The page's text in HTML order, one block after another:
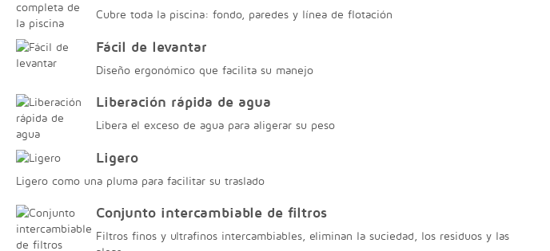
Cubre toda la piscina: fondo, paredes y línea de flotación
Fácil de levantar
Diseño ergonómico que facilita su manejo
Liberación rápida de agua
Libera el exceso de agua para aligerar su peso
Ligero
Ligero como una pluma para facilitar su traslado
Conjunto intercambiable de filtros
Filtros finos y ultrafinos intercambiables, eliminan la suciedad, los residuos y las